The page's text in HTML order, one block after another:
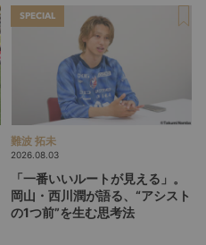
SPECIAL
難波 拓未
2026.08.03
「一番いいルートが見える」。
岡山・西川潤が語る、“アシスト
の1つ前”を生む思考法